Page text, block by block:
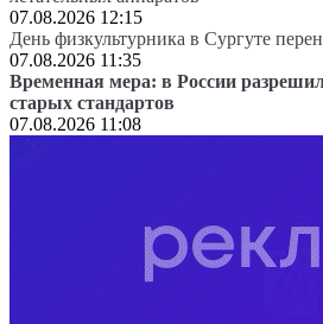
07.08.2026 12:15
День физкультурника в Сургуте
07.08.2026 11:35
Временная мера: в России
старых стандартов
07.08.2026 11:08